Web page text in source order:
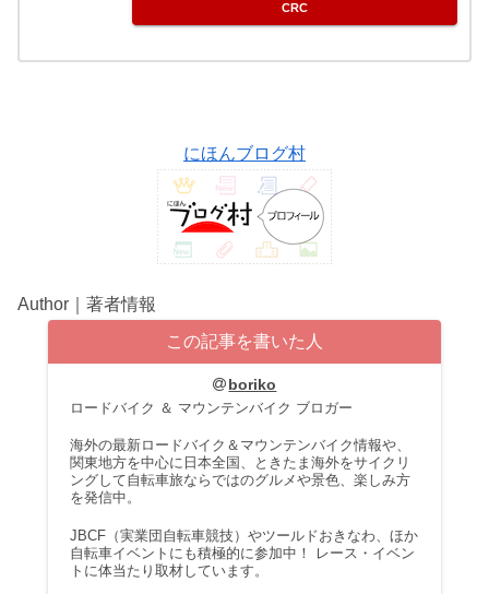
CRC
にほんブログ村
Author｜著者情報
この記事を書いた人
boriko
ロードバイク ＆ マウンテンバイク ブロガー
海外の最新ロードバイク＆マウンテンバイク情報や、
関東地方を中心に日本全国、ときたま海外をサイクリ
ングして自転車旅ならではのグルメや景色、楽しみ方
を発信中。
JBCF（実業団自転車競技）やツールドおきなわ、ほか
自転車イベントにも積極的に参加中！ レース・イベン
トに体当たり取材しています。